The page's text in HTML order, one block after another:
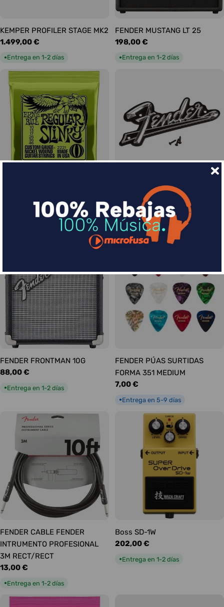
KEMPER PROFILER STAGE MK2
Precio
habitual
1.499,00 €
●Entrega en 1-2 días
FENDER MUSTANG LT 25
Precio
habitual
198,00 €
●Entrega en 1-2 días
Slinky Regular 10-46
FENDER LOGO BLACKFACE
Precio
habitual
17,00 €
● Entrega en 1-2 días
FENDER FRONTMAN 10G
Precio
88,00 €
●Entrega en 1-2 días
FENDER PÚAS SURTIDAS
FORMA 351 MEDIUM
Precio
7,00 €
●Entrega en 5-9 días
FENDER CABLE FENDER
INTRUMENTO PROFESIONAL
3M RECT/RECT
Precio
13,00 €
●Entrega en 1-2 días
Boss SD-1W
Precio
202,00 €
●Entrega en 1-2 días